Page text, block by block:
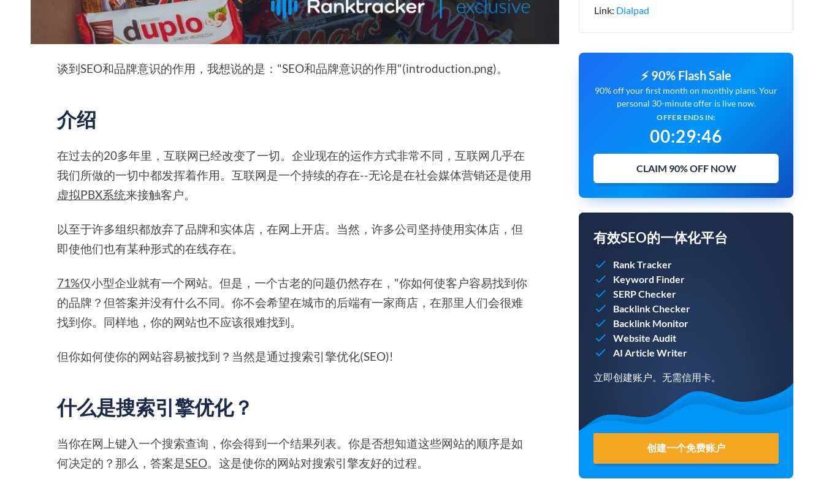
谈到SEO和品牌意识的作用，我想说的是："SEO和品牌意识的作用"(introduction.png)。
介绍
在过去的20多年里，互联网已经改变了一切。企业现在的运作方式非常不同，互联网几乎在
我们所做的一切中都发挥着作用。互联网是一个持续的存在--无论是在社会媒体营销还是使用
虚拟PBX系统来接触客户。
以至于许多组织都放弃了品牌和实体店，在网上开店。当然，许多公司坚持使用实体店，但
即使他们也有某种形式的在线存在。
71%仅小型企业就有一个网站。但是，一个古老的问题仍然存在，"你如何使客户容易找到你
的品牌？但答案并没有什么不同。你不会希望在城市的后端有一家商店，在那里人们会很难
找到你。同样地，你的网站也不应该很难找到。
但你如何使你的网站容易被找到？当然是通过搜索引擎优化(SEO)!
什么是搜索引擎优化？
当你在网上键入一个搜索查询，你会得到一个结果列表。你是否想知道这些网站的顺序是如
何决定的？那么，答案是SEO 。这是使你的网站对搜索引擎友好的过程。
Link: Dialpad
⚡ 90% Flash Sale
90% off your first month on monthly plans. Your
personal 30-minute offer is live now.
OFFER ENDS IN:
00:29:45
CLAIM 90% OFF NOW
有效SEO的一体化平台
Rank Tracker
Keyword Finder
SERP Checker
Backlink Checker
Backlink Monitor
Website Audit
AI Article Writer
立即创建账户。无需信用卡。
创建一个免费账户